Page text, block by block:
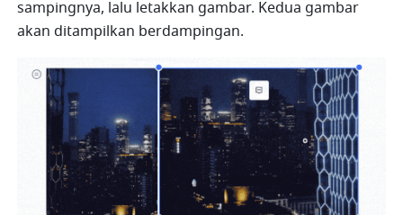
sampingnya, lalu letakkan gambar. Kedua gambar
akan ditampilkan berdampingan.